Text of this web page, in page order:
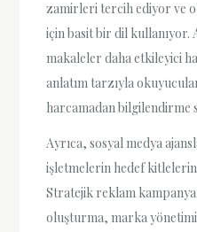
zamirleri tercih ediyor ve
için basit bir dil kullanıyor.
makaleler daha etkileyici
anlatım tarzıyla
harcamadan bilgilendirme
Ayrıca, sosyal medya
işletmelerin hedef
Stratejik reklam
oluşturma, marka yönetimi